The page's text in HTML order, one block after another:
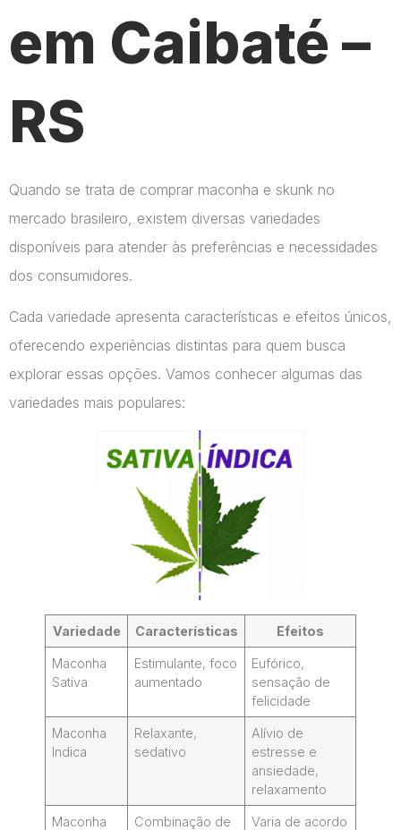
em Caibaté –
RS
Quando se trata de comprar maconha e skunk no
mercado brasileiro, existem diversas variedades
disponíveis para atender às preferências e necessidades
dos consumidores.
Cada variedade apresenta características e efeitos únicos,
oferecendo experiências distintas para quem busca
explorar essas opções. Vamos conhecer algumas das
variedades mais populares:
Variedade Características Efeitos
Maconha
Sativa
Estimulante, foco
aumentado
Eufórico,
sensação de
felicidade
Maconha
Indica
Relaxante,
sedativo
Alívio de
estresse e
ansiedade,
relaxamento
Maconha
Combinação de
Varia de acordo